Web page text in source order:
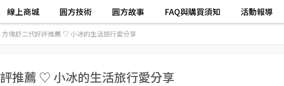
線上商城 圓方技術 圓方故事 FAQ與購買須知 活動報導
方塊舒二代好評推薦 ♡ 小冰的生活旅行愛分享
推薦 ♡ 小冰的生活旅行愛分享